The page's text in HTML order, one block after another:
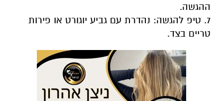
ההגשה.
7. טיפ להגשה: נהדרת עם גביע יוגורט או פירות
טריים בצד.